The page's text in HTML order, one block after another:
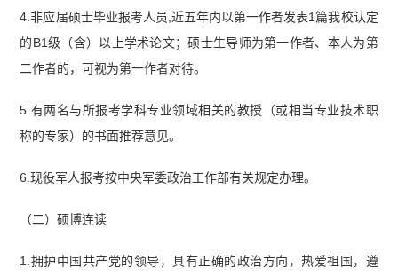
4.非应届硕士毕业报考人员,近五年内以第一作者发表1篇我校认定
的B1级（含）以上学术论文；硕士生导师为第一作者、本人为第
二作者的，可视为第一作者对待。
5.有两名与所报考学科专业领域相关的教授（或相当专业技术职
称的专家）的书面推荐意见。
6.现役军人报考按中央军委政治工作部有关规定办理。
（二）硕博连读
1.拥护中国共产党的领导，具有正确的政治方向，热爱祖国，遵